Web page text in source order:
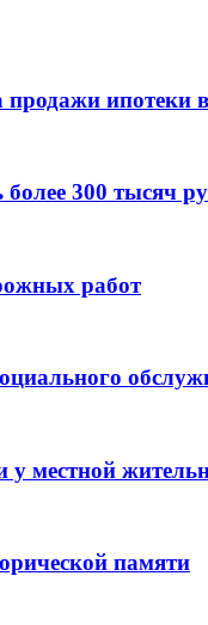
300 тысяч
работ
у местной
памяти